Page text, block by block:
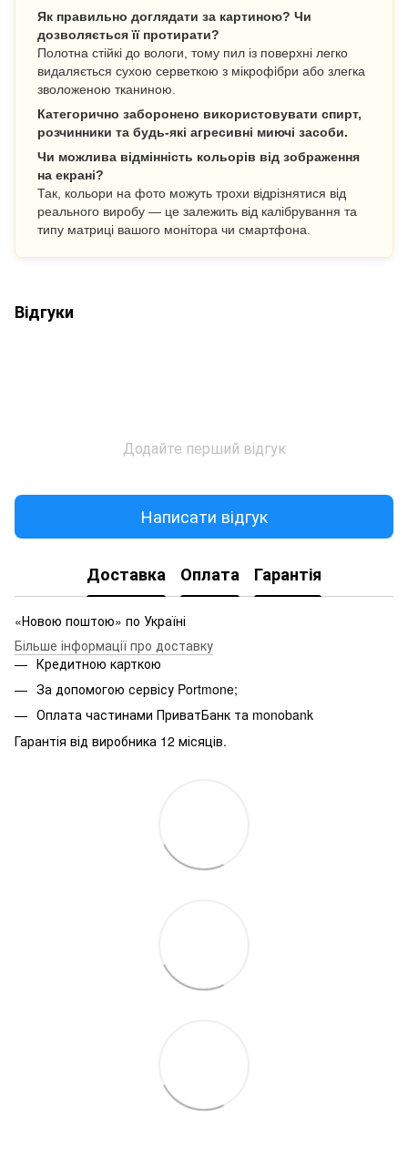
Як правильно доглядати за картиною? Чи
дозволяється її протирати?
Полотна стійкі до вологи, тому пил із поверхні легко
видаляється сухою серветкою з мікрофібри або злегка
зволоженою тканиною.
Категорично заборонено використовувати спирт,
розчинники та будь-які агресивні миючі засоби.
Чи можлива відмінність кольорів від зображення
на екрані?
Так, кольори на фото можуть трохи відрізнятися від
реального виробу — це залежить від калібрування та
типу матриці вашого монітора чи смартфона.
Відгуки
Додайте перший відгук
Написати відгук
Доставка Оплата Гарантія
«Новою поштою» по Україні
Більше інформації про доставку
Кредитною карткою
За допомогою сервісу Portmone;
Оплата частинами ПриватБанк та monobank
Гарантія від виробника 12 місяців.